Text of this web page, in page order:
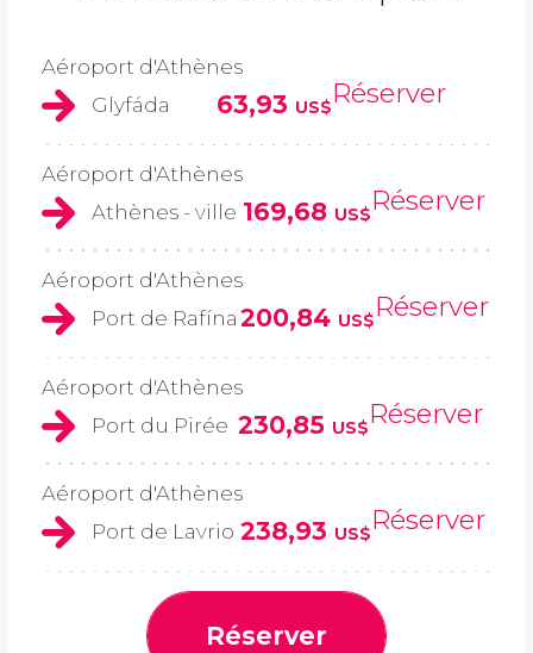
Aéroport d'Athènes
Glyfáda
63,93 US$Réserver
Aéroport d'Athènes
Athènes - ville 169,68 US$Réserver
Aéroport d'Athènes
Port de Rafína 200,84 US$Réserver
Aéroport d'Athènes
Port du Pirée 230,85 US$Réserver
Aéroport d'Athènes
Port de Lavrio 238,93 US$Réserver
Réserver